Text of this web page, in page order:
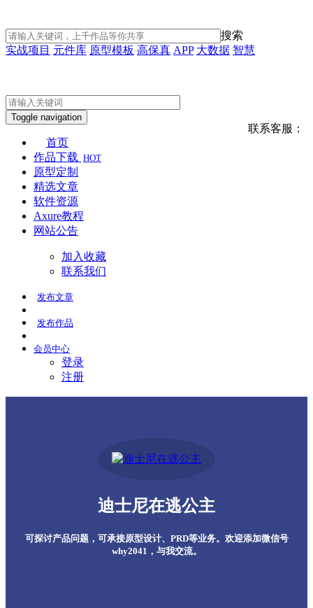
搜索
实战项目 元件库 原型模板 高保真 APP 大数据 智慧
联系客服：
Toggle navigation
首页
作品下载 HOT
原型定制
精选文章
软件资源
Axure教程
网站公告
加入收藏
联系我们
发布文章
发布作品
会员中心
登录
注册
迪士尼在逃公主
可探讨产品问题，可承接原型设计、PRD等业务。欢迎添加微信号
why2041，与我交流。